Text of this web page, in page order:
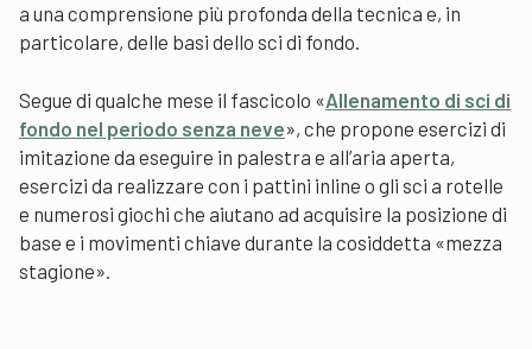
a una comprensione più profonda della tecnica e, in
particolare, delle basi dello sci di fondo.
Segue di qualche mese il fascicolo «Allenamento di sci di
fondo nel periodo senza neve», che propone esercizi di
imitazione da eseguire in palestra e all’aria aperta,
esercizi da realizzare con i pattini inline o gli sci a rotelle
e numerosi giochi che aiutano ad acquisire la posizione di
base e i movimenti chiave durante la cosiddetta «mezza
stagione».